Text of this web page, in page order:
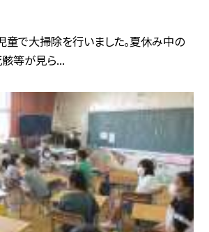
童で大掃除を行いました。夏休み中の
骸等が見ら...